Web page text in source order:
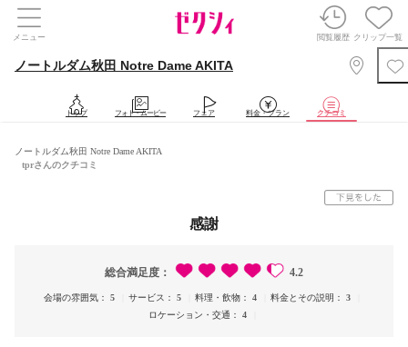
メニュー 閲覧履歴 クリップ一覧
ノートルダム秋田 Notre Dame AKITA
トップ フォト・ムービー フェア 料金・プラン クチコミ
ノートルダム秋田 Notre Dame AKITA
tprさんのクチコミ
感謝
総合満足度 4.2
会場の雰囲気 5 サービス 5 料理・飲物 4 料金とその説明
3
ロケーション・交通
4